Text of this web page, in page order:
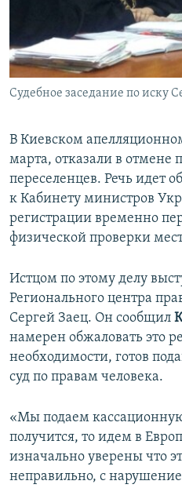
ПОБЕДИТЕЛЕЙ НЕ СУДЯТ?
КРЫМ.НЕПОКОРЕННЫЙ
ELIFBE
УКРАИНСКАЯ ПРОБЛЕМА КРЫМА
Судебное заседание по иску
В Киевском
марта, отказали в отмене
переселенцев. Речь идет
к Кабинету министров
регистрации временно
физической проверки
Истцом по этому делу
Регионального центра
Сергей Заец. Он сообщил
намерен обжаловать это
необходимости, готов
суд по правам человека.
«Мы подаем
получится, то идем в
изначально уверены что
неправильно, с